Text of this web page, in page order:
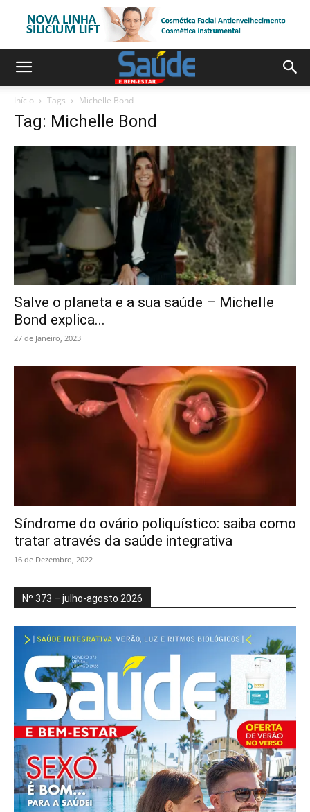
Início Tags Michelle Bond
Tag: Michelle Bond
Salve o planeta e a sua saúde – Michelle
Bond explica...
27 de Janeiro, 2023
Síndrome do ovário poliquístico: saiba como
tratar através da saúde integrativa
16 de Dezembro, 2022
Nº 373 – julho-agosto 2026